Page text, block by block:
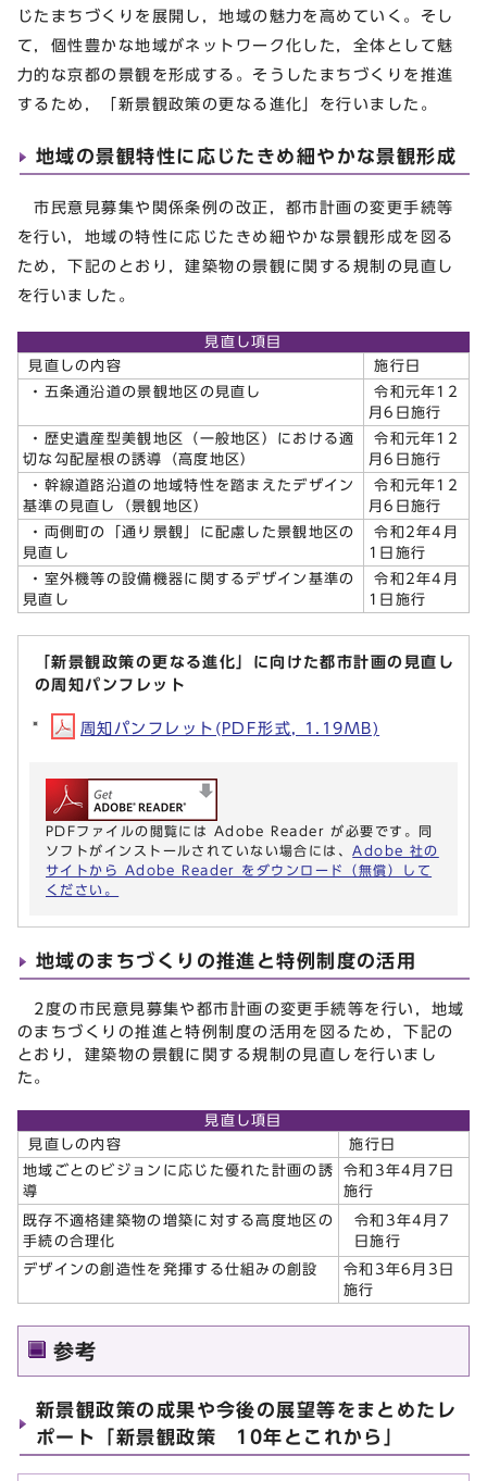
じたまちづくりを展開し，地域の魅力を高めていく。そし
て，個性豊かな地域がネットワーク化した，全体として魅
力的な京都の景観を形成する。そうしたまちづくりを推進
するため，「新景観政策の更なる進化」を行いました。
地域の景観特性に応じたきめ細やかな景観形成
市民意見募集や関係条例の改正，都市計画の変更手続等
を行い，地域の特性に応じたきめ細やかな景観形成を図る
ため，下記のとおり，建築物の景観に関する規制の見直し
を行いました。
見直し項目
見直しの内容
施行日
・五条通沿道の景観地区の見直し
令和元年12
月6日施行
・歴史遺産型美観地区（一般地区）における適
切な勾配屋根の誘導（高度地区）
令和元年12
月6日施行
・幹線道路沿道の地域特性を踏まえたデザイン
基準の見直し（景観地区）
令和元年12
月6日施行
・両側町の「通り景観」に配慮した景観地区の
見直し
令和2年4月
1日施行
・室外機等の設備機器に関するデザイン基準の
見直し
令和2年4月
1日施行
「新景観政策の更なる進化」に向けた都市計画の見直し
の周知パンフレット
周知パンフレット(PDF形式, 1.19MB)
PDFファイルの閲覧には Adobe Reader が必要です。同
ソフトがインストールされていない場合には、 Adobe 社の
サイトから Adobe Reader をダウンロード（無償）して
ください。
地域のまちづくりの推進と特例制度の活用
2度の市民意見募集や都市計画の変更手続等を行い，地域
のまちづくりの推進と特例制度の活用を図るため，下記の
とおり，建築物の景観に関する規制の見直しを行いまし
た。
見直し項目
見直しの内容
施行日
地域ごとのビジョンに応じた優れた計画の誘
導
令和3年4月7日
施行
既存不適格建築物の増築に対する高度地区の
手続の合理化
令和3年4月7
日施行
デザインの創造性を発揮する仕組みの創設
令和3年6月3日
施行
参考
新景観政策の成果や今後の展望等をまとめたレ
ポート「新景観政策 10年とこれから」